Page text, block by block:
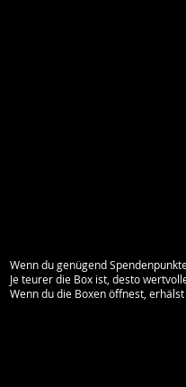
Wenn du genügend
Je teurer die Box ist, desto
Wenn du die Boxen öffnest,